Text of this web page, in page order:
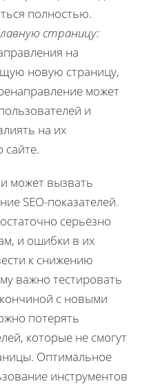
полностью.
страницу:
на
новую страницу,
может
и
на их
сайте.
может вызвать
SEO-показателей.
серьёзно
и ошибки в их
к снижению
важно тестировать
с новыми
потерять
которые не смогут
Оптимальное
инструментов